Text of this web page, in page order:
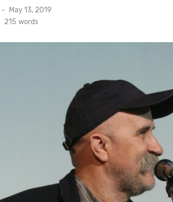
Posted
on
May 13, 2019
215 words